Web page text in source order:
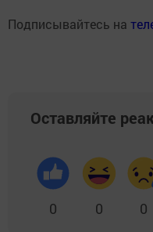
Подписывайтесь на
Оставляйте
0 0 0